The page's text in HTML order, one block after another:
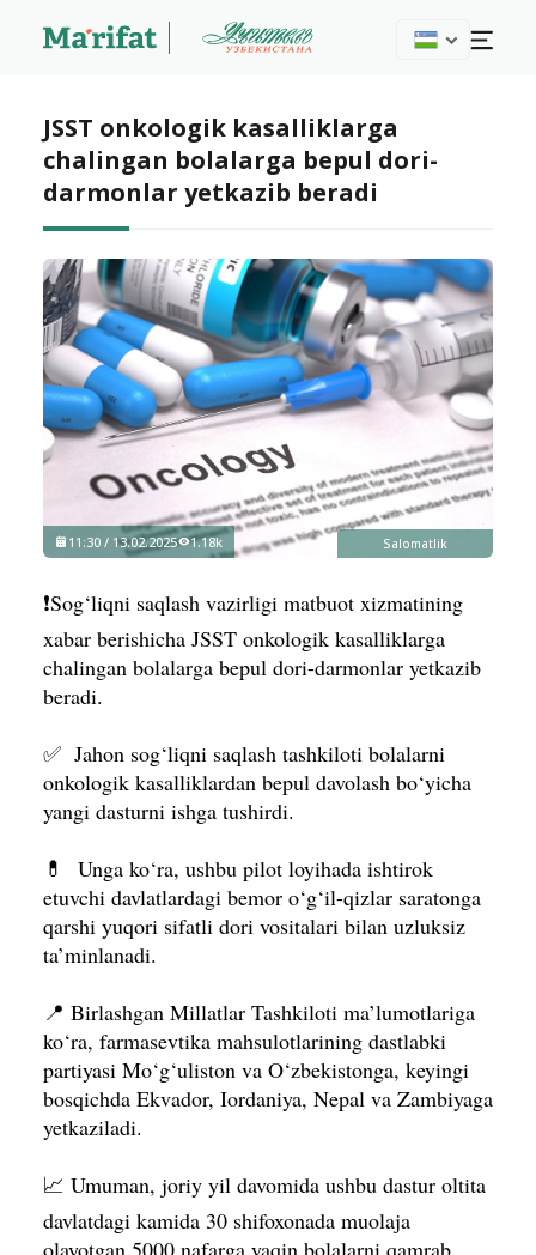
JSST onkologik kasalliklarga
chalingan bolalarga bepul dori-
darmonlar yetkazib beradi
Salomatlik
11:30 / 13.02.2025 1.18k
❗️Sog‘liqni saqlash vazirligi matbuot xizmatining
xabar berishicha JSST onkologik kasalliklarga
chalingan bolalarga bepul dori-darmonlar yetkazib
beradi.
✅ Jahon sog‘liqni saqlash tashkiloti bolalarni
onkologik kasalliklardan bepul davolash bo‘yicha
yangi dasturni ishga tushirdi.
💊 Unga ko‘ra, ushbu pilot loyihada ishtirok
etuvchi davlatlardagi bemor o‘g‘il-qizlar saratonga
qarshi yuqori sifatli dori vositalari bilan uzluksiz
ta’minlanadi.
📍 Birlashgan Millatlar Tashkiloti ma’lumotlariga
ko‘ra, farmasevtika mahsulotlarining dastlabki
partiyasi Mo‘g‘uliston va O‘zbekistonga, keyingi
bosqichda Ekvador, Iordaniya, Nepal va Zambiyaga
yetkaziladi.
📈 Umuman, joriy yil davomida ushbu dastur oltita
davlatdagi kamida 30 shifoxonada muolaja
olayotgan 5000 nafarga yaqin bolalarni qamrab